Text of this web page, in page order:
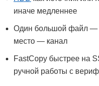
иначе медленнее
Один большой файл —
место — канал
FastCopy быстрее на
ручной работы с